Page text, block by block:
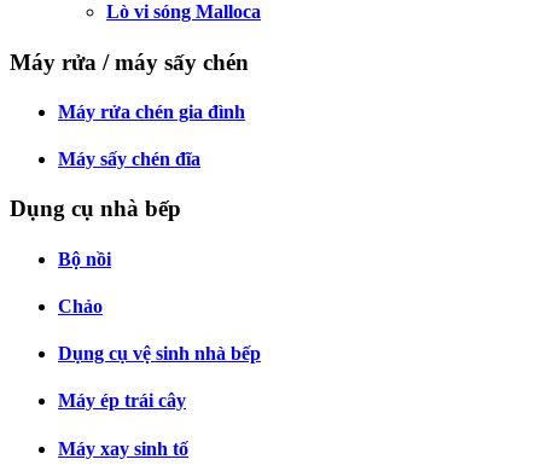
Lò vi sóng Malloca
Máy rửa / máy sấy chén
Máy rửa chén gia đình
Máy sấy chén đĩa
Dụng cụ nhà bếp
Bộ nồi
Chảo
Dụng cụ vệ sinh nhà bếp
Máy ép trái cây
Máy xay sinh tố